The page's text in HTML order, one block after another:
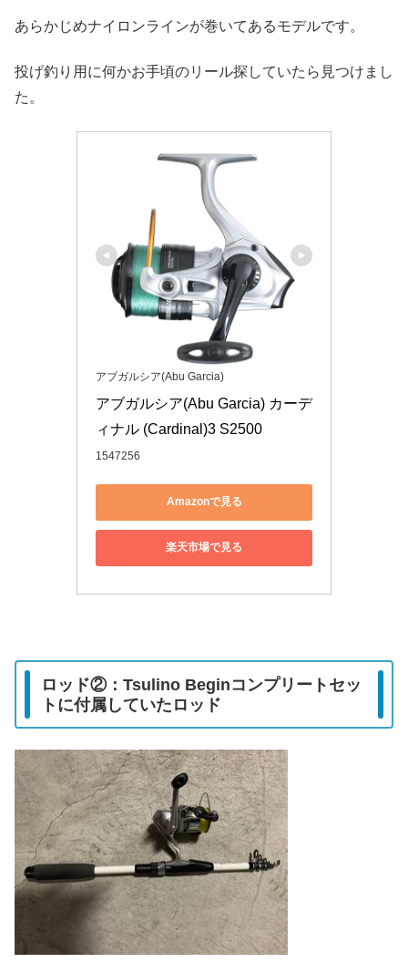
あらかじめナイロンラインが巻いてあるモデルです。
投げ釣り用に何かお手頃のリール探していたら見つけまし
た。
アブガルシア(Abu Garcia)
アブガルシア(Abu Garcia) カーデ
ィナル (Cardinal)3 S2500
1547256
Amazonで見る
楽天市場で見る
ロッド②：Tsulino Beginコンプリートセッ
トに付属していたロッド